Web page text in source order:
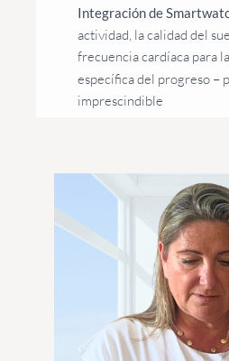
Integración de
actividad, la calidad del
frecuencia cardíaca para
específica del progreso –
imprescindible